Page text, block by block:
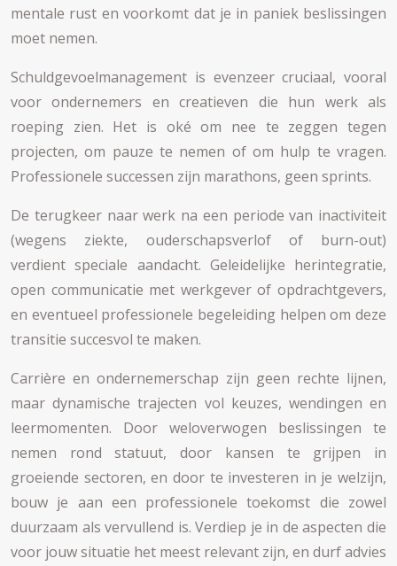
mentale rust en voorkomt dat je in paniek beslissingen
moet nemen.
Schuldgevoelmanagement is evenzeer cruciaal, vooral
voor ondernemers en creatieven die hun werk als
roeping zien. Het is oké om nee te zeggen tegen
projecten, om pauze te nemen of om hulp te vragen.
Professionele successen zijn marathons, geen sprints.
De terugkeer naar werk na een periode van inactiviteit
(wegens ziekte, ouderschapsverlof of burn-out)
verdient speciale aandacht. Geleidelijke herintegratie,
open communicatie met werkgever of opdrachtgevers,
en eventueel professionele begeleiding helpen om deze
transitie succesvol te maken.
Carrière en ondernemerschap zijn geen rechte lijnen,
maar dynamische trajecten vol keuzes, wendingen en
leermomenten. Door weloverwogen beslissingen te
nemen rond statuut, door kansen te grijpen in
groeiende sectoren, en door te investeren in je welzijn,
bouw je aan een professionele toekomst die zowel
duurzaam als vervullend is. Verdiep je in de aspecten die
voor jouw situatie het meest relevant zijn, en durf advies